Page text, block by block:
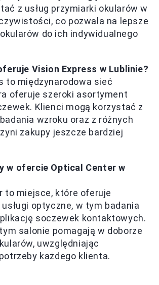
z usług przymiarki okularów w
co pozwala na lepsze
do ich indywidualnego
Vision Express w Lublinie?
to międzynarodowa sieć
oferuje szeroki asortyment
Klienci mogą korzystać z
wzroku oraz z różnych
zakupy jeszcze bardziej
w ofercie Optical Center w
to miejsce, które oferuje
optyczne, w tym badania
soczewek kontaktowych.
salonie pomagają w doborze
uwzględniając
każdego klienta.